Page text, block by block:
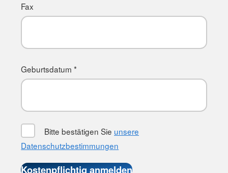
Fax
Geburtsdatum *
Bitte bestätigen Sie unsere
Datenschutzbestimmungen